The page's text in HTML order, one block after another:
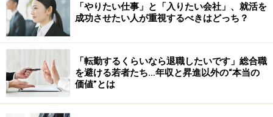
では、企業の持つ「独自の特徴」 とはどのようなものな
のか？
※記事内容は執筆時点のものです。最新の内容をご確認くださ
い。
「やりたい仕事」と「入りたい会社」、就活を
成功させたい人が重視するべきはどっち？
「転勤するくらいなら退職したいです」総合職
を避ける若者たち…年収と昇進以外の“本当の
価値”とは